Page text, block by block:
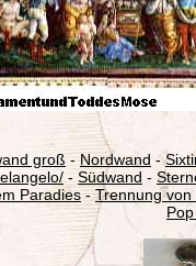
groß - Nordwand -
- Südwand -
Paradies-Trennung